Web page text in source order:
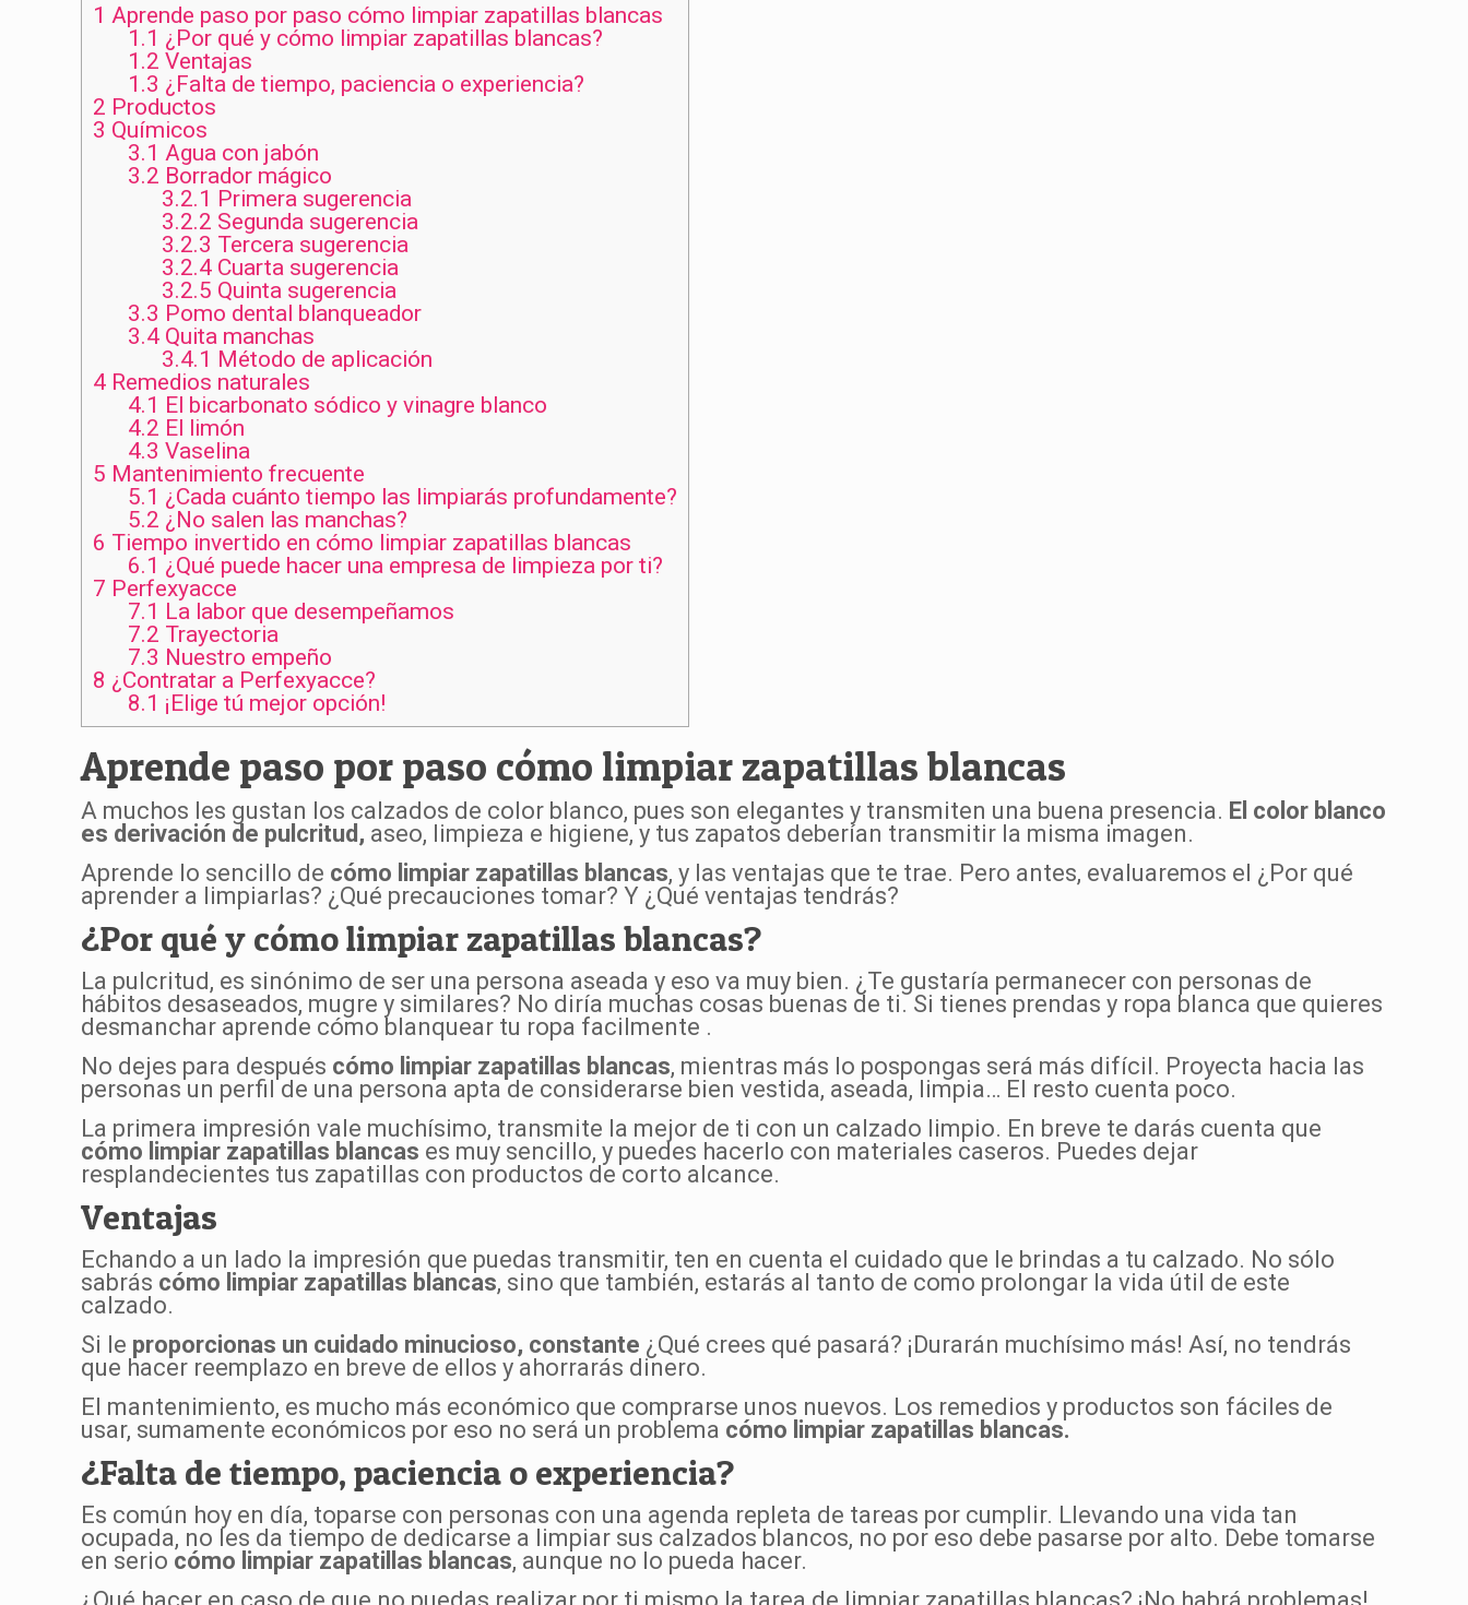
1 Aprende paso por paso cómo limpiar zapatillas blancas
1.1 ¿Por qué y cómo limpiar zapatillas blancas?
1.2 Ventajas
1.3 ¿Falta de tiempo, paciencia o experiencia?
2 Productos
3 Químicos
3.1 Agua con jabón
3.2 Borrador mágico
3.2.1 Primera sugerencia
3.2.2 Segunda sugerencia
3.2.3 Tercera sugerencia
3.2.4Cuarta sugerencia
3.2.5 Quinta sugerencia
3.3 Pomo dental blanqueador
3.4Quita manchas
3.4.1 Método de aplicación
4 Remedios naturales
4.1 El bicarbonato sódico y vinagre blanco
4.2 El limón
4.3 Vaselina
5 Mantenimiento frecuente
5.1 ¿Cada cuánto tiempo las limpiarás profundamente?
5.2 ¿No salen las manchas?
6 Tiempo invertido en cómo limpiar zapatillas blancas
6.1 ¿Qué puede hacer una empresa de limpieza por ti?
7 Perfexyacce
7.1 La labor que desempeñamos
7.2 Trayectoria
7.3 Nuestro empeño
8 ¿Contratar a Perfexyacce?
8.1 ¡Elige tú mejor opción!
Aprende paso por paso cómo limpiar zapatillas blancas
A muchos les gustan los calzados de color blanco, pues son elegantes y transmiten una buena presencia. El color blanco
es derivación de pulcritud, aseo, limpieza e higiene, y tus zapatos deberían transmitir la misma imagen.
Aprende lo sencillo de cómo limpiar zapatillas blancas, y las ventajas que te trae. Pero antes, evaluaremos el ¿Por qué
aprender a limpiarlas? ¿Qué precauciones tomar? Y ¿Qué ventajas tendrás?
¿Por qué y cómo limpiar zapatillas blancas?
La pulcritud, es sinónimo de ser una persona aseada y eso va muy bien. ¿Te gustaría permanecer con personas de
hábitos desaseados, mugre y similares? No diría muchas cosas buenas de ti. Si tienes prendas y ropa blanca que quieres
desmanchar aprende cómo blanquear tu ropa facilmente .
No dejes para después cómo limpiar zapatillas blancas, mientras más lo pospongas será más difícil. Proyecta hacia las
personas un perfil de una persona apta de considerarse bien vestida, aseada, limpia… El resto cuenta poco.
La primera impresión vale muchísimo, transmite la mejor de ti con un calzado limpio. En breve te darás cuenta que
cómo limpiar zapatillas blancas es muy sencillo, y puedes hacerlo con materiales caseros. Puedes dejar
resplandecientes tus zapatillas con productos de corto alcance.
Ventajas
Echando a un lado la impresión que puedas transmitir, ten en cuenta el cuidado que le brindas a tu calzado. No sólo
sabrás cómo limpiar zapatillas blancas, sino que también, estarás al tanto de como prolongar la vida útil de este
calzado.
Si le proporcionas un cuidado minucioso, constante ¿Qué crees qué pasará? ¡Durarán muchísimo más! Así, no tendrás
que hacer reemplazo en breve de ellos y ahorrarás dinero.
El mantenimiento, es mucho más económico que comprarse unos nuevos. Los remedios y productos son fáciles de
usar, sumamente económicos por eso no será un problema cómo limpiar zapatillas blancas.
¿Falta de tiempo, paciencia o experiencia?
Es común hoy en día, toparse con personas con una agenda repleta de tareas por cumplir. Llevando una vida tan
ocupada, no les da tiempo de dedicarse a limpiar sus calzados blancos, no por eso debe pasarse por alto. Debe tomarse
en serio cómo limpiar zapatillas blancas, aunque no lo pueda hacer.